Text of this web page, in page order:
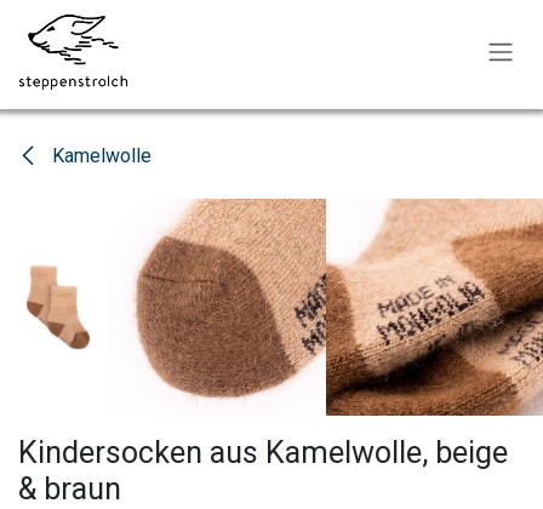
Zum Inhalt springen
Kamelwolle
Kindersocken aus Kamelwolle, beige
& braun